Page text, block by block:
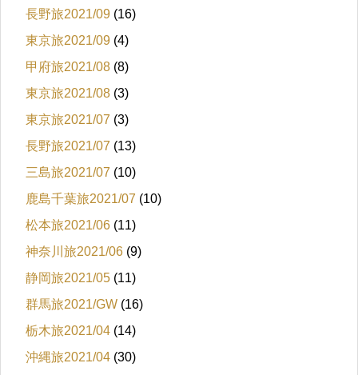
長野旅2021/09 (16)
東京旅2021/09 (4)
甲府旅2021/08 (8)
東京旅2021/08 (3)
東京旅2021/07 (3)
長野旅2021/07 (13)
三島旅2021/07 (10)
鹿島千葉旅2021/07 (10)
松本旅2021/06 (11)
神奈川旅2021/06 (9)
静岡旅2021/05 (11)
群馬旅2021/GW (16)
栃木旅2021/04 (14)
沖縄旅2021/04 (30)